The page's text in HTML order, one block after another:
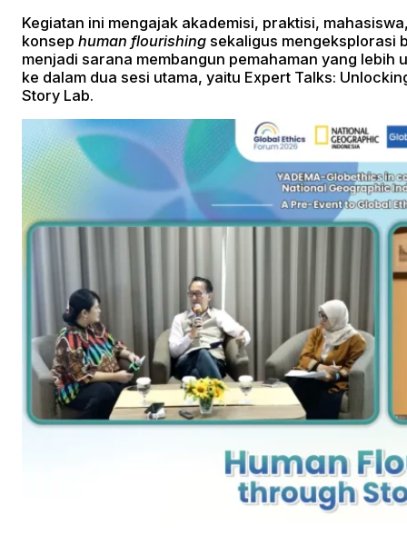
Kegiatan ini mengajak akademisi, praktisi,
konsephuman flourishing sekaligus mengeksplorasi
menjadi sarana membangun pemahaman yang
ke dalam dua sesi utama, yaitu Expert Talks:
Story Lab.